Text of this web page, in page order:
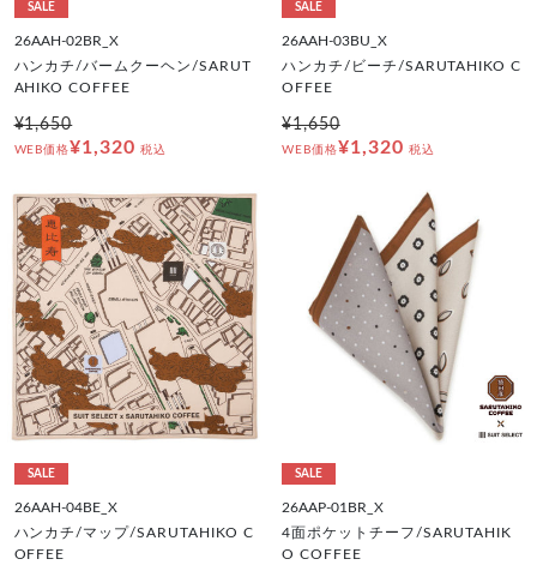
SALE
26AAH-02BR_X
ハンカチ/バームクーヘン/SARUT
AHIKO COFFEE
¥1,650
WEB価格¥1,320 税込
SALE
26AAH-03BU_X
ハンカチ/ビーチ/SARUTAHIKO C
OFFEE
¥1,650
WEB価格¥1,320 税込
SALE
26AAH-04BE_X
ハンカチ/マップ/SARUTAHIKO C
OFFEE
SALE
26AAP-01BR_X
4面ポケットチーフ/SARUTAHIK
O COFFEE